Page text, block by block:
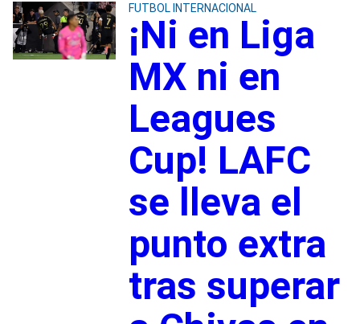
FUTBOL INTERNACIONAL
¡Ni en Liga
MX ni en
Leagues
Cup! LAFC
se lleva el
punto extra
tras superar